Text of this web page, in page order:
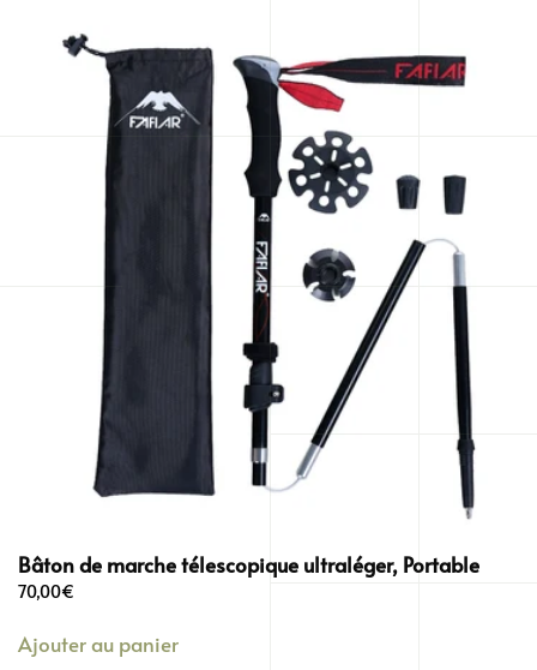
100,00€.
Bâton de marche télescopique ultraléger, Portable
70,00€
Ajouter au panier